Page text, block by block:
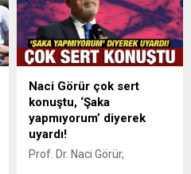
“Sabah Gibi Geri Döneceğiz”
adlı tiyatro gösterisiyle
vatandaşlara duygu dolu
anlar yaşattı.
Naci Görür çok sert
konuştu, ‘Şaka
yapmıyorum’ diyerek
uyardı!
Prof. Dr. Naci Görür,